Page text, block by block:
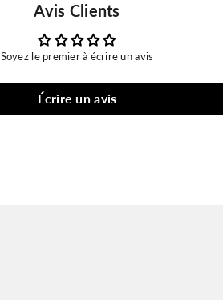
Avis Clients
Soyez le premier à écrire un avis
Écrire un avis